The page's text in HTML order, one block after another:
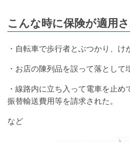
こんな時に保険が適用
・自転車で歩行者とぶつかり、け
・お店の陳列品を誤って落として
・線路内に立ち入って電車を止め
振替輸送費用等を請求された。
など